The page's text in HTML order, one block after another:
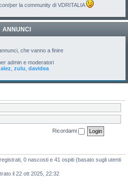
per la community di VDRITALIA
ANNUNCI
che vanno a finire
admin e moderatori
alez zulu davidea
Ricordami
0 nascosti e 41 ospiti (basato sugli utenti
il 22 ott 2025, 22:32